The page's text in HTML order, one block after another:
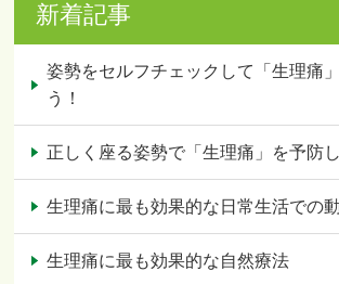
新着記事
姿勢をセルフチェックして「生理痛
う！
正しく座る姿勢で「生理痛」を予防し
生理痛に最も効果的な日常生活での
生理痛に最も効果的な自然療法